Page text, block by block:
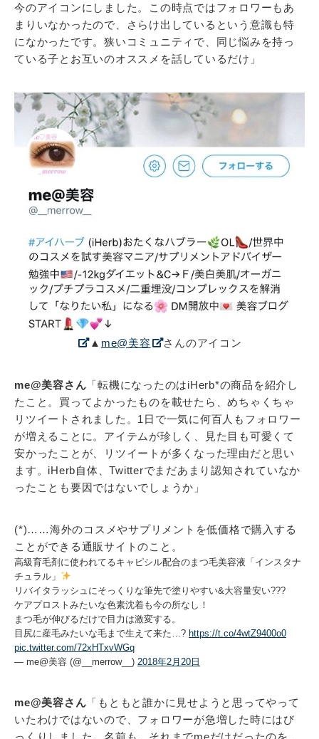
今のアイコンにしました。この時点ではフォロワーもあ
まりいなかったので、さらけ出しているという意識も特
になかったです。狭いコミュニティで、同じ悩みを持っ
ている子とお互いのオススメを話しているだけ」
▲ me@美容 さんのアイコン
me@美容さん 「転機になったのはiHerb*の商品を紹介し
たこと。買ってよかったものを載せたら、めちゃくちゃ
リツイートされました。1日で一気に何百人もフォロワー
が増えることに。アイテムが珍しく、見た目も可愛くて
安かったことが、リツイートが多くなった理由だと思い
ます。iHerb自体、Twitterでまだあまり認知されていなか
ったことも要因ではないでしょうか」
(*)……海外のコスメやサプリメントを低価格で購入する
ことができる通販サイトのこと。
高級育毛剤に使われてるキャピシル配合のまつ毛美容液「インスタナ
チュラル」
リバイタラッシュにそっくりな筆先で塗りやすい&大容量安い???
ケアプロストみたいな色素沈着も今の所なし！
まつ毛が伸びるだけで目力は激変する。
目尻に産毛みたいな毛まで生えて来た…? https://t.co/4wtZ9400o0
pic.twitter.com/72xHTxvWGq
— me@美容 (@__merrow__) 2018年2月20日
me@美容さん 「もともと誰かに見せようと思ってやって
いたわけではないので、フォロワーが急増した時にはび
っくりしました。名前も、それまでmeだけだったのを、